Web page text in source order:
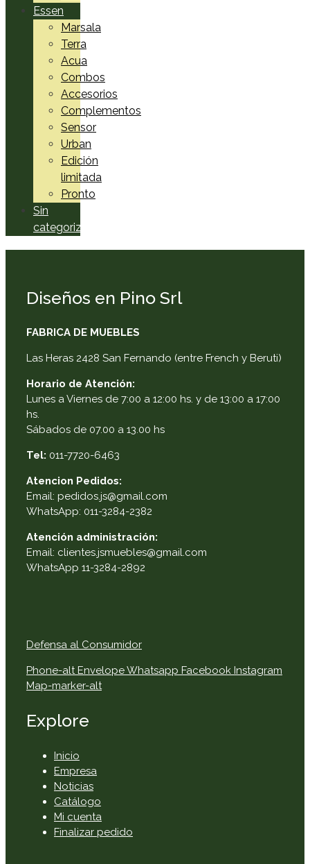
Essen
Marsala
Terra
Acua
Combos
Accesorios
Complementos
Sensor
Urban
Edición
limitada
Pronto
Sin
categorizar
Diseños en Pino Srl
FABRICA DE MUEBLES
Las Heras 2428 San Fernando (entre French y Beruti)
Horario de Atención:
Lunes a Viernes de 7:00 a 12:00 hs. y de 13:00 a 17:00
hs.
Sábados de 07.00 a 13.00 hs
Tel: 011-7720-6463
Atencion Pedidos:
Email: pedidos.js@gmail.com
WhatsApp: 011-3284-2382
Atención administración:
Email: clientes.jsmuebles@gmail.com
WhatsApp 11-3284-2892
Defensa al Consumidor
Phone-alt EnvelopeWhatsapp Facebook Instagram
Map-marker-alt
Explore
Inicio
Empresa
Noticias
Catálogo
Mi cuenta
Finalizar pedido